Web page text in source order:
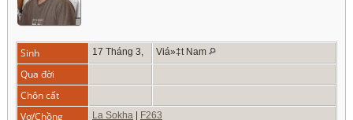
Sinh 17 Tháng 3, Viá»‡t Nam
Qua đời
Chôn cất
Vợ/Chồng
La Sokha | F263